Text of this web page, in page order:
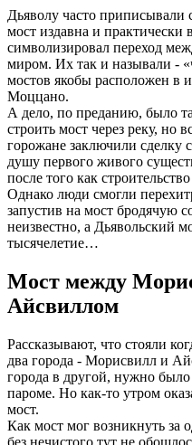
Дьяволу часто приписывали
мост издавна и практически
символизировал переход
миром. Их так и называли -
мостов якобы расположен в
Моццано.
А дело, по преданию, было
строить мост через реку, но
горожане заключили сделку
душу первого живого
после того как
Однако люди смогли
запустив на мост бродячую
неизвестно, а Дьявольский
тысячелетие…
Мост между
Айсвиллом
Рассказывают, что стояли
два города - Морисвилл и
города в другой, нужно было
пароме. Но как-то утром
мост.
Как мост мог возникнуть за
без нечистого тут не